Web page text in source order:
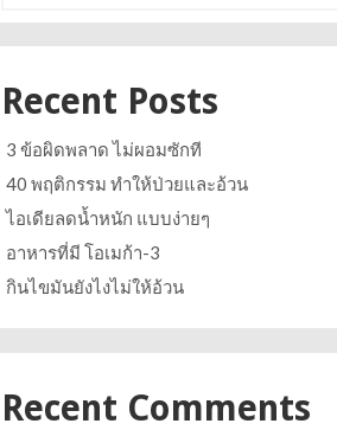
Recent Posts
3 ข้อผิดพลาด ไม่ผอมซักที
40 พฤติกรรม ทำให้ป่วยและอ้วน
ไอเดียลดน้ำหนัก แบบง่ายๆ
อาหารที่มี โอเมก้า-3
กินไขมันยังไงไม่ให้อ้วน
Recent Comments